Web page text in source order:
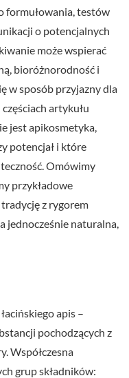
formułowania, testów
o potencjalnych
może wspierać
bioróżnorodność i
w sposób przyjazny dla
artykułu
jest apikosmetyka,
potencjał i które
Omówimy
przykładowe
tradycję z rygorem
jednocześnie naturalna,
apis –
pochodzących z
Współczesna
grup składników: